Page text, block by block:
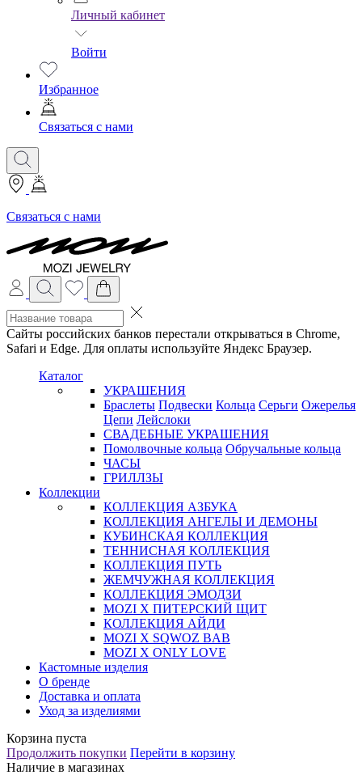
Личный кабинет
Войти
Избранное
Связаться с нами
Связаться с нами
Сайты российских банков перестали открываться в Chrome,
Safari и Edge. Для оплаты используйте Яндекс Браузер.
Каталог
УКРАШЕНИЯ
Браслеты Подвески Кольца Серьги Ожерелья
Цепи Лейслоки
СВАДЕБНЫЕ УКРАШЕНИЯ
Помолвочные кольца Обручальные кольца
ЧАСЫ
ГРИЛЛЗЫ
Коллекции
КОЛЛЕКЦИЯ АЗБУКА
КОЛЛЕКЦИЯ АНГЕЛЫ И ДЕМОНЫ
КУБИНСКАЯ КОЛЛЕКЦИЯ
ТЕННИСНАЯ КОЛЛЕКЦИЯ
КОЛЛЕКЦИЯ ПУТЬ
ЖЕМЧУЖНАЯ КОЛЛЕКЦИЯ
КОЛЛЕКЦИЯ ЭМОДЗИ
MOZI X ПИТЕРСКИЙ ЩИТ
КОЛЛЕКЦИЯ АЙДИ
MOZI X SQWOZ BAB
MOZI X ONLY LOVE
Кастомные изделия
О бренде
Доставка и оплата
Уход за изделиями
Корзина пуста
Продолжить покупки Перейти в корзину
Наличие в магазинах